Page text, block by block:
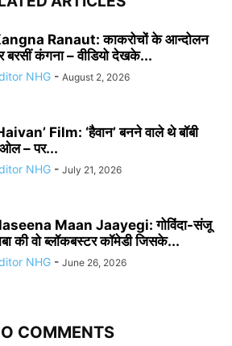
Ranaut: काकरोचों के आन्दोलन
बरसीं कंगना – वीडियो देखके...
NHG - August 2, 2026
Film: ‘हैवान’ बनने वाले थे बॉबी
– पर...
NHG - July 21, 2026
Maan Jaayegi: गोविंदा-संजू
की वो ब्लॉकबस्टर कॉमेडी जिसके...
NHG - June 26, 2026
COMMENTS